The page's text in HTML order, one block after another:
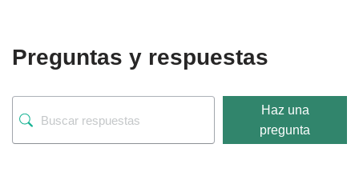
Preguntas y respuestas
Haz una
pregunta